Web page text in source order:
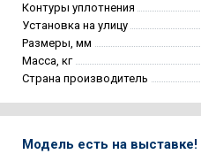
Контуры уплотнения
Установка на улицу
Размеры, мм
Масса, кг
Страна производитель
Модель есть на выставке!